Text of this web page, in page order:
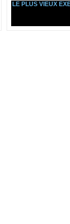
LE PLUS VIEUX